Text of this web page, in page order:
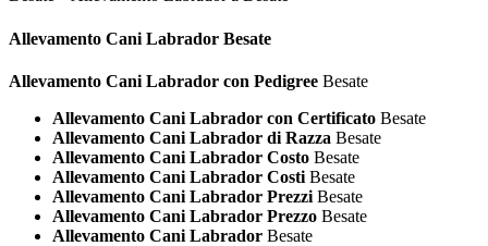
Allevamento Cani Labrador Besate
Allevamento Cani Labrador con Pedigree Besate
Allevamento Cani Labrador con Certificato Besate
Allevamento Cani Labrador di Razza Besate
Allevamento Cani Labrador Costo Besate
Allevamento Cani Labrador Costi Besate
Allevamento Cani Labrador Prezzi Besate
Allevamento Cani Labrador Prezzo Besate
Allevamento Cani Labrador Besate